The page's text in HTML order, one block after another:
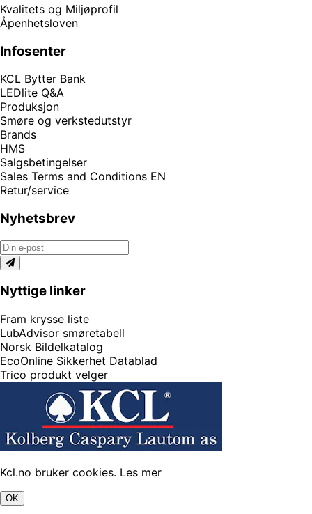
Kvalitets og Miljøprofil
Åpenhetsloven
Infosenter
KCL Bytter Bank
LEDlite Q&A
Produksjon
Smøre og verkstedutstyr
Brands
HMS
Salgsbetingelser
Sales Terms and Conditions EN
Retur/service
Nyhetsbrev
Nyttige linker
Fram krysse liste
LubAdvisor smøretabell
Norsk Bildelkatalog
EcoOnline Sikkerhet Datablad
Trico produkt velger
Kcl.no bruker cookies. Les mer
OK